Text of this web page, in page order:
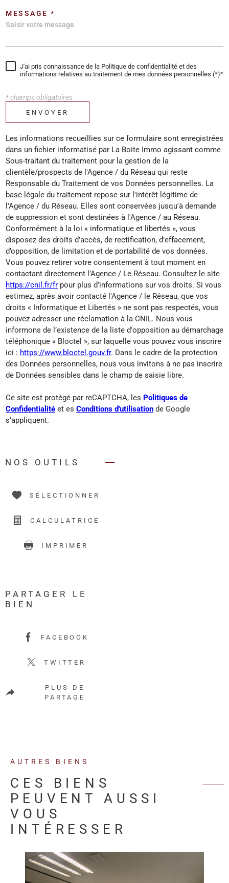
MESSAGE *
J'ai pris connaissance de la Politique de confidentialité et des
informations relatives au traitement de mes données personnelles (*)*
* champs obligatoires
ENVOYER
Les informations recueillies sur ce formulaire sont enregistrées
dans un fichier informatisé par La Boite Immo agissant comme
Sous-traitant du traitement pour la gestion de la
clientèle/prospects de l'Agence / du Réseau qui reste
Responsable du Traitement de vos Données personnelles. La
base légale du traitement repose sur l'intérêt légitime de
l'Agence / du Réseau. Elles sont conservées jusqu'à demande
de suppression et sont destinées à l'Agence / au Réseau.
Conformément à la loi « informatique et libertés », vous
disposez des droits d’accès, de rectification, d’effacement,
d’opposition, de limitation et de portabilité de vos données.
Vous pouvez retirer votre consentement à tout moment en
contactant directement l’Agence / Le Réseau. Consultez le site
https://cnil.fr/fr pour plus d’informations sur vos droits. Si vous
estimez, après avoir contacté l'Agence / le Réseau, que vos
droits « Informatique et Libertés » ne sont pas respectés, vous
pouvez adresser une réclamation à la CNIL. Nous vous
informons de l’existence de la liste d'opposition au démarchage
téléphonique « Bloctel », sur laquelle vous pouvez vous inscrire
ici : https://www.bloctel.gouv.fr. Dans le cadre de la protection
des Données personnelles, nous vous invitons à ne pas inscrire
de Données sensibles dans le champ de saisie libre.
Ce site est protégé par reCAPTCHA, les Politiques de
Confidentialité et es Conditions d'utilisation de Google
s'appliquent.
NOS OUTILS
SÉLECTIONNER
CALCULATRICE
IMPRIMER
PARTAGER LE
BIEN
FACEBOOK
TWITTER
PLUS DE
PARTAGE
AUTRES BIENS
CES BIENS
PEUVENT AUSSI
VOUS
INTÉRESSER